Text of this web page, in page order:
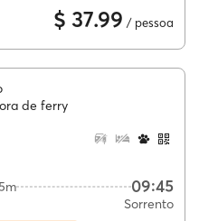
$ 37.99 / pessoa
de ferry
09:45
Sorrento